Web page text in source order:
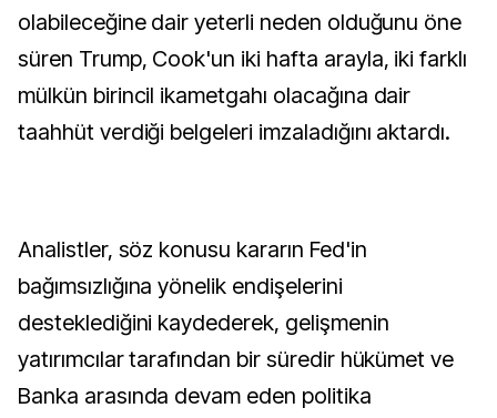
olabileceğine dair yeterli neden olduğunu öne
süren Trump, Cook'un iki hafta arayla, iki farklı
mülkün birincil ikametgahı olacağına dair
taahhüt verdiği belgeleri imzaladığını aktardı.
Analistler, söz konusu kararın Fed'in
bağımsızlığına yönelik endişelerini
desteklediğini kaydederek, gelişmenin
yatırımcılar tarafından bir süredir hükümet ve
Banka arasında devam eden politika